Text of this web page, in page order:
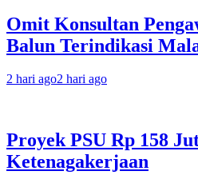
Omit Konsultan
Balun Terindikasi
2 hari ago2 hari ago
Proyek PSU Rp 158
Ketenagakerjaan